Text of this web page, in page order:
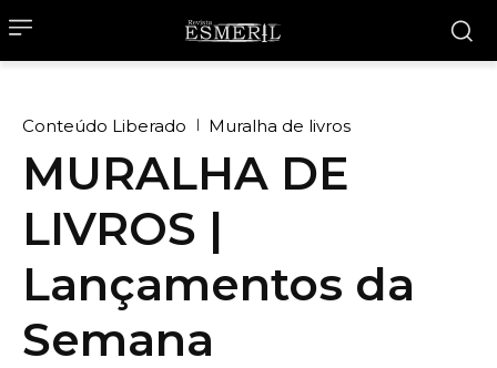
Conteúdo Liberado Muralha de livros
MURALHA DE
LIVROS |
Lançamentos da
Semana